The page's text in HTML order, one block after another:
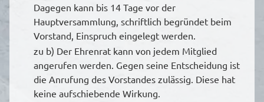
Dagegen kann bis 14 Tage vor der
Hauptversammlung, schriftlich begründet beim
Vorstand, Einspruch eingelegt werden.
zu b) Der Ehrenrat kann von jedem Mitglied
angerufen werden. Gegen seine Entscheidung ist
die Anrufung des Vorstandes zulässig. Diese hat
keine aufschiebende Wirkung.